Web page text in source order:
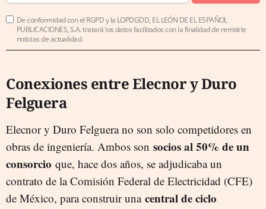
De conformidad con el RGPD y la LOPDGDD, EL LEÓN DE EL ESPAÑOL
PUBLICACIONES, S.A. tratará los datos facilitados con la finalidad de remitirle
noticias de actualidad.
Conexiones entre Elecnor y Duro
Felguera
Elecnor y Duro Felguera no son solo competidores en
obras de ingeniería. Ambos son socios al 50% de un
consorcio que, hace dos años, se adjudicaba un
contrato de la Comisión Federal de Electricidad (CFE)
de México, para construir una central de ciclo